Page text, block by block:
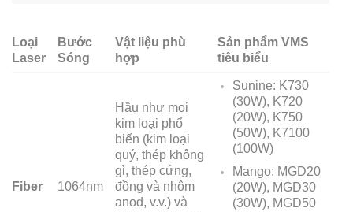
Loại
Laser
Bước
Sóng
Vật liệu phù
hợp
Sản phẩm VMS
tiêu biểu
Fiber 1064nm
Hầu như mọi
kim loại phổ
biến (kim loại
quý, thép không
gỉ, thép cứng,
đồng và nhôm
anod, v.v.) và
Sunine: K730
(30W), K720
(20W), K750
(50W), K7100
(100W)
Mango: MGD20
(20W), MGD30
(30W), MGD50